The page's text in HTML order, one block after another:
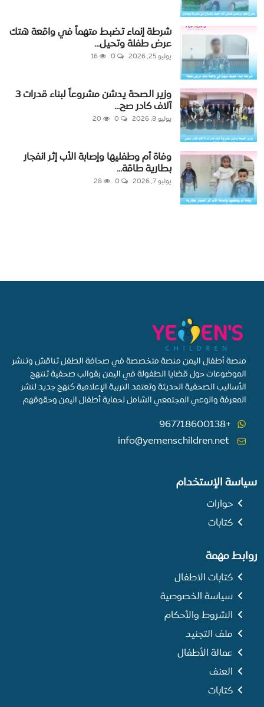
شرطة إنماء تضبط متهماً في واقعة هتك
عرض طفلة وتحيل...
يوليو 25, 2026
وزير الصحة يدشن مشروعاً لبناء قدرات 3
آلاف كادر صح...
يوليو 8, 2026
وفاة أم وطفليها وإصابة الأب إثر انفجار
بطارية طاقة...
يوليو 7, 2026
منصة أطفال اليمن منصة متخصصة في صحافة الطفل تناقش وتنشر
الموضوعات حول قضايا الطفولة في اليمن بقوالب صحفية تنتهج
الأساليب الصحفية الحديثة وتعتمد التربية الإعلامية كنهج جديد لنشر
المعرفة والوعي المجتمعي الشامل لحماية أطفال اليمن وحقوقهم
+967718600138
info@yemenschildren.net
سياسة الإستخدام
حوارات
كتابات
روابط مهمة
كتابات الاطفال
سياسة الخصوصية
الشروط والأحكام
ملف التجنيد
عمالة الأطفال
العنف
كتابات